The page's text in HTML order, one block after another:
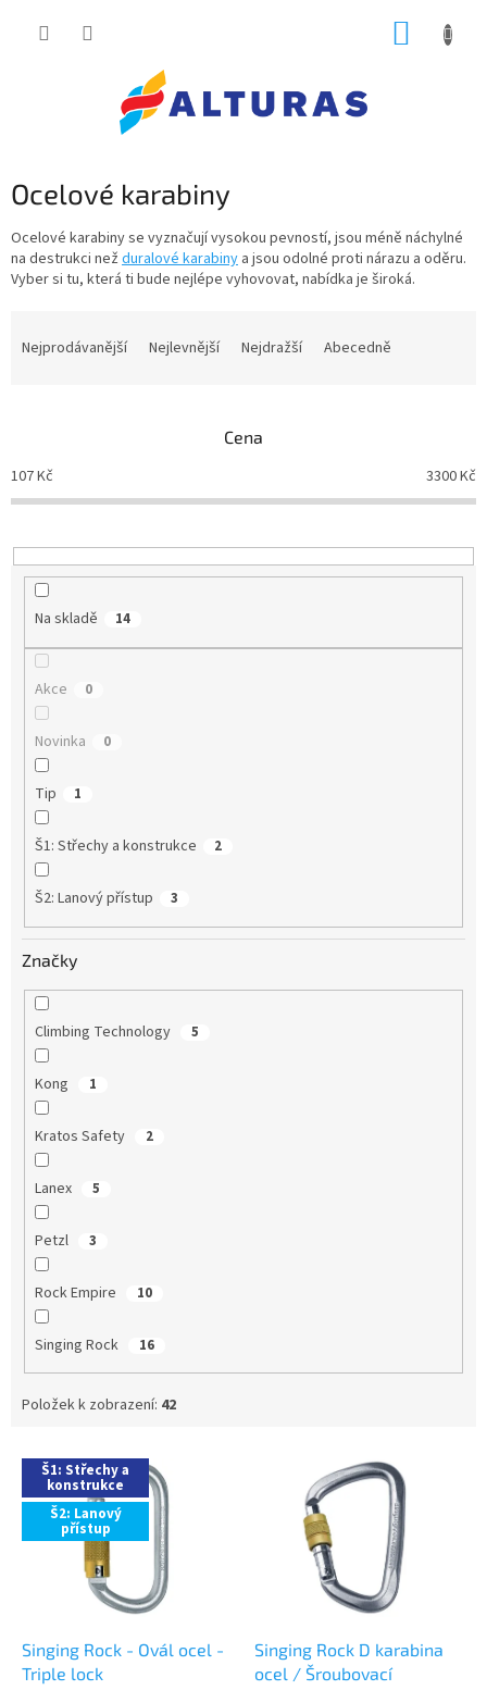
Ocelové karabiny
Ocelové karabiny se vyznačují vysokou pevností, jsou méně náchylné
na destrukci než duralové karabiny a jsou odolné proti nárazu a oděru.
Vyber si tu, která ti bude nejlépe vyhovovat, nabídka je široká.
p
r
o
u
Nejprodávanější Nejlevnější Nejdražší Abecedně
Cena
107Kč 3300Kč
Na skladě 14
Akce 0
Novinka 0
Tip 1
Š1: Střechy a konstrukce 2
Š2: Lanový přístup 3
Značky
Climbing Technology 5
Kong 1
Kratos Safety 2
Lanex 5
Petzl 3
Rock Empire 10
Singing Rock 16
Položek k zobrazení: 42
V
p
Š1: Střechy a
konstrukce
Š2: Lanový
přístup
Singing Rock - Ovál ocel -
Triple lock
Singing Rock D karabina
ocel / Šroubovací